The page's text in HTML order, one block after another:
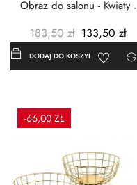
Obraz do salonu - Kwiaty -
183,50 zł 133,50 zł
DODAJ DO KOSZYKA
-66,00 ZŁ